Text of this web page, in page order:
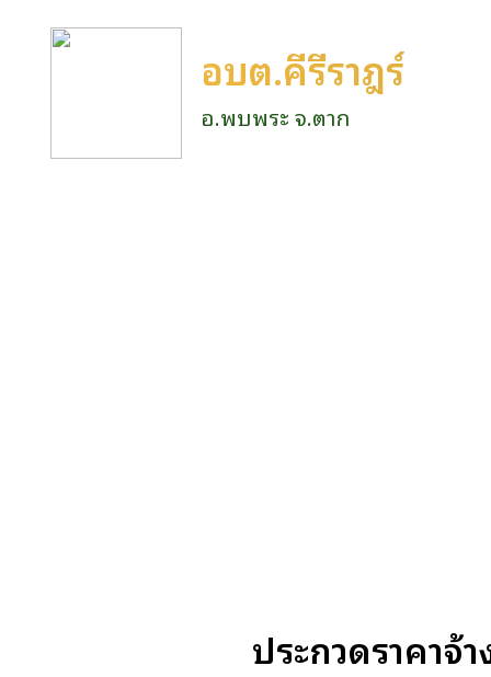
อบต.คีรีราษฎร์
อ.พบพระ จ.ตาก
ประกวดราคาจ้